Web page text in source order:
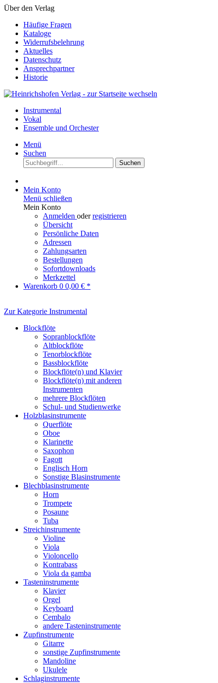
Über den Verlag
Häufige Fragen
Kataloge
Widerrufsbelehrung
Aktuelles
Datenschutz
Ansprechpartner
Historie
Instrumental
Vokal
Ensemble und Orchester
Menü
Suchen
Suchen
Mein Konto
Menü schließen
Mein Konto
Anmelden oderregistrieren
Übersicht
Persönliche Daten
Adressen
Zahlungsarten
Bestellungen
Sofortdownloads
Merkzettel
Warenkorb 0 0,00 € *
Zur Kategorie Instrumental
Blockflöte
Sopranblockflöte
Altblockflöte
Tenorblockflöte
Bassblockflöte
Blockflöte(n) und Klavier
Blockflöte(n) mit anderen
Instrumenten
mehrere Blockflöten
Schul- und Studienwerke
Holzblasinstrumente
Querflöte
Oboe
Klarinette
Saxophon
Fagott
Englisch Horn
Sonstige Blasinstrumente
Blechblasinstrumente
Horn
Trompete
Posaune
Tuba
Streichinstrumente
Violine
Viola
Violoncello
Kontrabass
Viola da gamba
Tasteninstrumente
Klavier
Orgel
Keyboard
Cembalo
andere Tasteninstrumente
Zupfinstrumente
Gitarre
sonstige Zupfinstrumente
Mandoline
Ukulele
Schlaginstrumente